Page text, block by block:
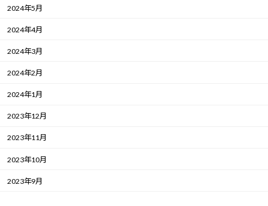
2024年5月
2024年4月
2024年3月
2024年2月
2024年1月
2023年12月
2023年11月
2023年10月
2023年9月